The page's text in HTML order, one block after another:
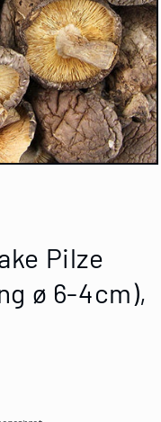
Pilze
ø 6-4cm),